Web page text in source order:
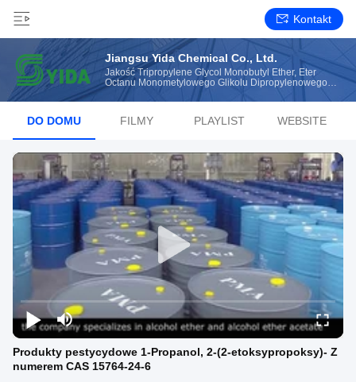
Kontakt
Jiangsu Yida Chemical Co., Ltd.
Jakość Tripropylene Glycol Monobutyl Ether, Eter
Octanu Monometylowego Glikolu Dipropylenowego
Manufacturer From China
DO DOMU FILMY PLAYLIST WEBSITE
Produkty pestycydowe 1-Propanol, 2-(2-etoksypropoksy)- Z
numerem CAS 15764-24-6